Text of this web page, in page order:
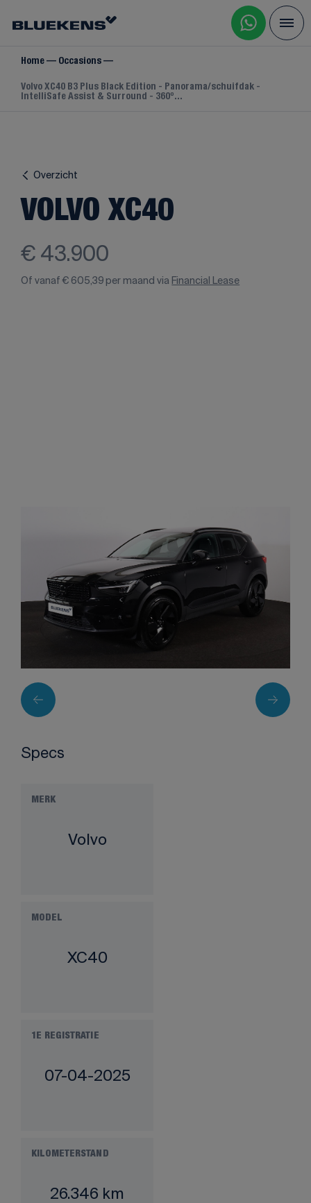
Home Occasions
Volvo XC40 B3 Plus Black Edition - Panorama/schuifdak -
IntelliSafe Assist & Surround - 360º...
Overzicht
VOLVO XC40
€ 43.900
Of vanaf € 605,39 per maand via Financial Lease
Specs
MERK
Volvo
MODEL
XC40
1E REGISTRATIE
07-04-2025
KILOMETERSTAND
26.346 km